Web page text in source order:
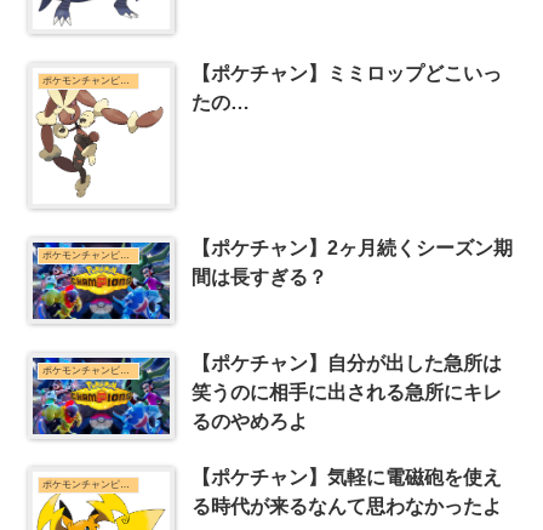
ポケモンチャンピオンズまとめ
【ポケチャン】ミミロップどこいっ
たの…
ポケモンチャンピオンズまとめ
【ポケチャン】2ヶ月続くシーズン期
間は長すぎる？
【ポケチャン】自分が出した急所は
笑うのに相手に出される急所にキレ
るのやめろよ
ポケモンチャンピオンズまとめ
【ポケチャン】気軽に電磁砲を使え
る時代が来るなんて思わなかったよ